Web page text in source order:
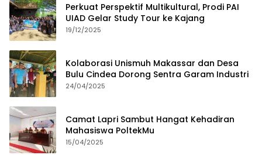
Perkuat Perspektif Multikultural, Prodi PAI
UIAD Gelar Study Tour ke Kajang
19/12/2025
Kolaborasi Unismuh Makassar dan Desa
Bulu Cindea Dorong Sentra Garam Industri
24/04/2025
Camat Lapri Sambut Hangat Kehadiran
Mahasiswa PoltekMu
15/04/2025